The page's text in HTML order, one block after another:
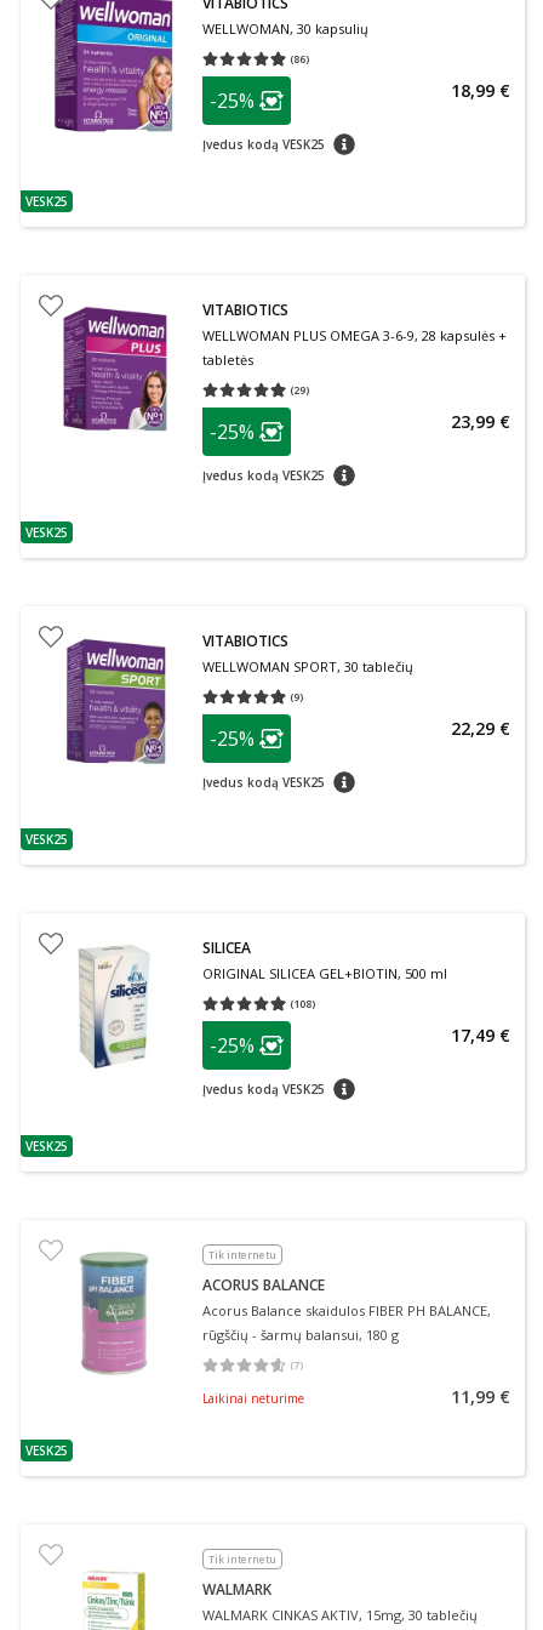
patarimas
VESK25
WELLWOMAN, 30 kapsulių
(86)
Vidutinis įvertinimas 4.90
patarimas
Lojalumo klubo narių nuolaida
-25%
Įvedus kodą VESK25 patarimas
18,99 €
patarimas
VESK25
VITABIOTICS
WELLWOMAN PLUS OMEGA 3-6-9, 28 kapsulės +
tabletės
(29)
Vidutinis įvertinimas 4.93
patarimas
Lojalumo klubo narių nuolaida
-25%
Įvedus kodą VESK25 patarimas
23,99 €
patarimas
VESK25
VITABIOTICS
WELLWOMAN SPORT, 30 tablečių
(9)
Vidutinis įvertinimas 4.89
patarimas
Lojalumo klubo narių nuolaida
-25%
Įvedus kodą VESK25 patarimas
22,29 €
patarimas
VESK25
SILICEA
ORIGINAL SILICEA GEL+BIOTIN, 500 ml
(108)
Vidutinis įvertinimas 4.97
patarimas
Lojalumo klubo narių nuolaida
-25%
Įvedus kodą VESK25 patarimas
17,49 €
patarimas
VESK25
Tik internetu
ACORUS BALANCE
Acorus Balance skaidulos FIBER PH BALANCE,
rūgščių - šarmų balansui, 180 g
(7)
Vidutinis įvertinimas 4.57
Laikinai neturime 11,99 €
Tik internetu
WALMARK
WALMARK CINKAS AKTIV, 15mg, 30 tablečių